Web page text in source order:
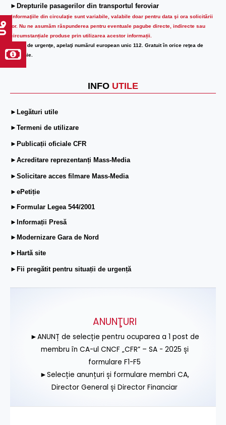
►Drepturile pasagerilor din transportul feroviar
Informaţiile din circulaţie sunt variabile, valabile doar pentru data şi ora solicitării
lor. Nu ne asumăm răspunderea pentru eventuale pagube directe, indirecte sau
circumstanțiale produse prin utilizarea acestor informații.
În caz de urgenţe, apelaţi numărul european unic 112. Gratuit în orice reţea de
telefonie.
INFO UTILE
►Legături utile
►Termeni de utilizare
►Publicații oficiale CFR
►Acreditare reprezentanți Mass-Media
►Solicitare acces filmare Mass-Media
►ePetiție
►Formular Legea 544/2001
►Informații Presă
►Modernizare Gara de Nord
►Hartă site
►Fii pregătit pentru situații de urgență
ANUNŢURI
►ANUNȚ de selecție pentru ocuparea a 1 post de
membru în CA-ul CNCF „CFR” – SA - 2025 și
formulare F1-F5
►Selecție anunțuri și formulare membri CA,
Director General și Director Financiar